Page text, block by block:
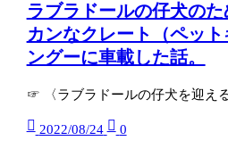
ラブラドールの仔犬の
カンなクレート（ペッ
ングーに車載した話。
☞ 〈ラブラドールの仔犬を迎え
2022/08/24 0